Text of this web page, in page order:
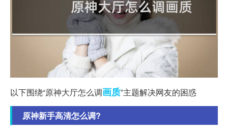
以下围绕“原神大厅怎么调画质”主题解决网友的困惑
原神新手高清怎么调?